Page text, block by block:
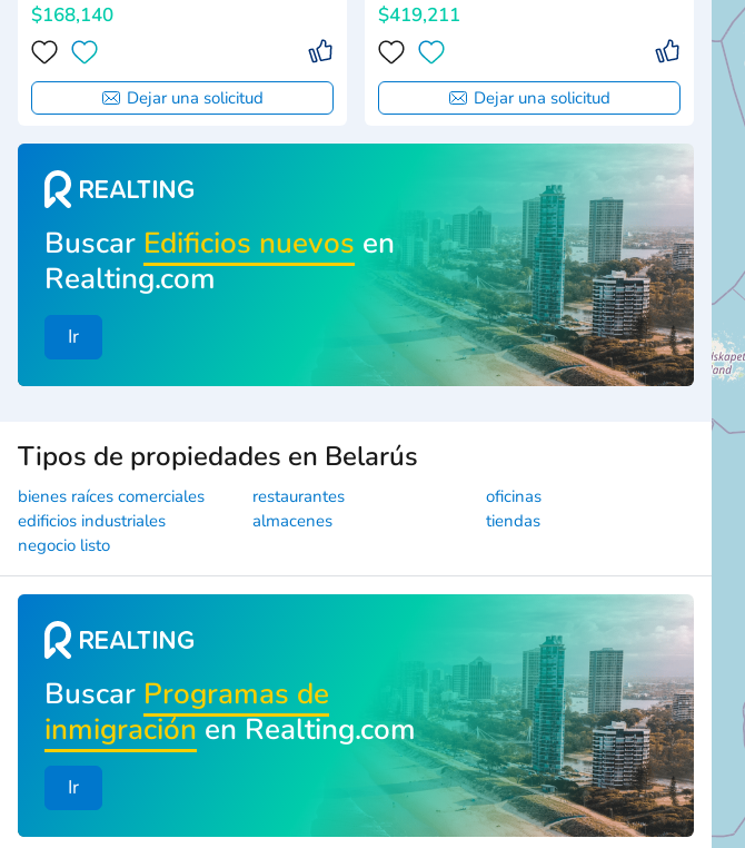
$168,140
Dejar una solicitud
$419,211
Dejar una solicitud
Buscar Edificios nuevos en
Realting.com
Ir
Tipos de propiedades en Belarús
bienes raíces comerciales restaurantes
oficinas
edificios industriales
almacenes
tiendas
negocio listo
Buscar Programas de
inmigraciónen Realting.com
Ir